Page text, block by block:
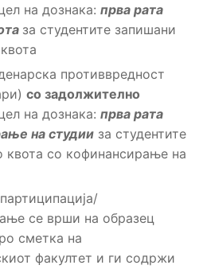
на дознака: прва рата
за студентите запишани
противвредност
со задолжително
на дознака: прва рата
на студии за студентите
квота со кофинансирање на
се врши на образец
сметка на
факултет и ги содржи